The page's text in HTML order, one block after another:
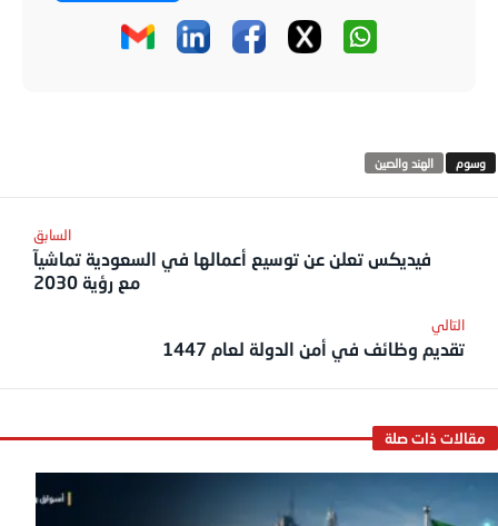
الهند والصين
فيديكس تعلن عن توسيع أعمالها في السعودية تماشيآ
مع رؤية 2030
تقديم وظائف في أمن الدولة لعام 1447